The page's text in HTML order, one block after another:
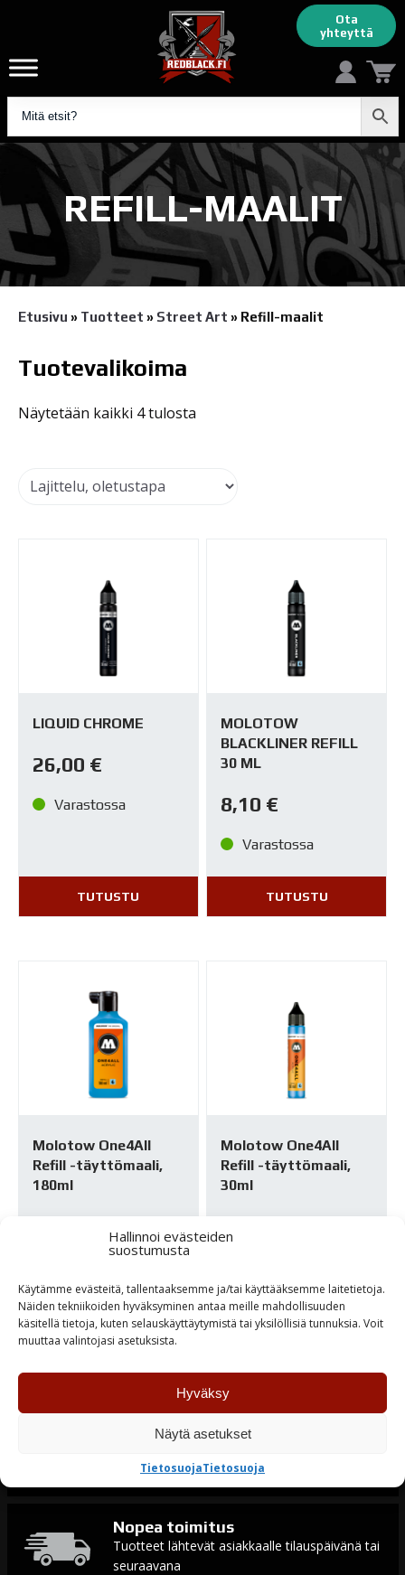
Hallinnoi evästeiden
suostumusta
Käytämme evästeitä, tallentaaksemme ja/tai käyttääksemme laitetietoja.
Näiden tekniikoiden hyväksyminen antaa meille mahdollisuuden
käsitellä tietoja, kuten selauskäyttäytymistä tai yksilöllisiä tunnuksia. Voit
muuttaa valintojasi asetuksista.
Hyväksy
Näytä asetukset
TietosuojaTietosuoja
Ota
yhteyttä
REFILL-MAALIT
Etusivu » Tuotteet » Street Art » Refill-maalit
Tuotevalikoima
Näytetään kaikki 4 tulosta
LIQUID CHROME
26,00 €
Varastossa
TUTUSTU
MOLOTOW
BLACKLINER REFILL
30 ML
8,10 €
Varastossa
TUTUSTU
Molotow One4All
Refill -täyttömaali,
180ml
TUTUSTU
Molotow One4All
Refill -täyttömaali,
30ml
TUTUSTU
Tuotteiden saatavuus
Laaja varastotuotevalikoima
Nopea toimitus
Tuotteet lähtevät asiakkaalle tilauspäivänä tai
seuraavana